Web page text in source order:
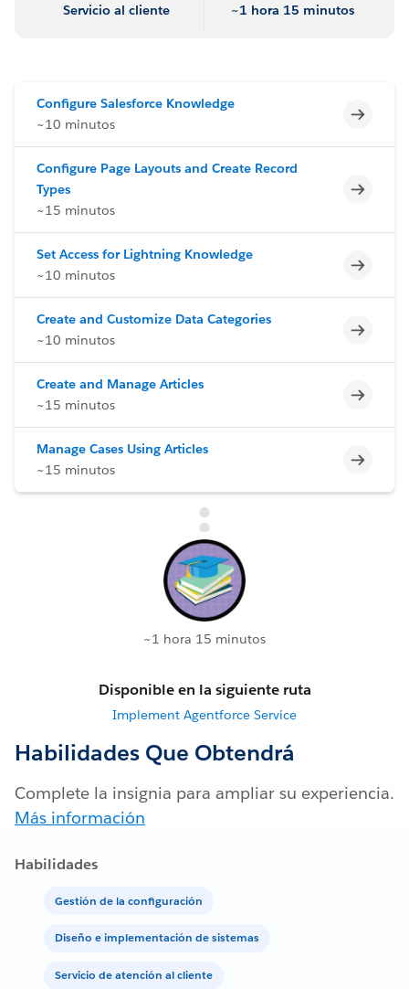
Servicio al cliente ~1 hora 15 minutos
Configure Salesforce Knowledge
~10 minutos
Configure Page Layouts and Create Record
Types
~15 minutos
Set Access for Lightning Knowledge
~10 minutos
Create and Customize Data Categories
~10 minutos
Create and Manage Articles
~15 minutos
Manage Cases Using Articles
~15 minutos
~1 hora 15 minutos
Disponible en la siguiente ruta
Implement Agentforce Service
Habilidades Que Obtendrá
Complete la insignia para ampliar su experiencia.
Más información
Habilidades
Gestión de la configuración
Diseño e implementación de sistemas
Servicio de atención al cliente